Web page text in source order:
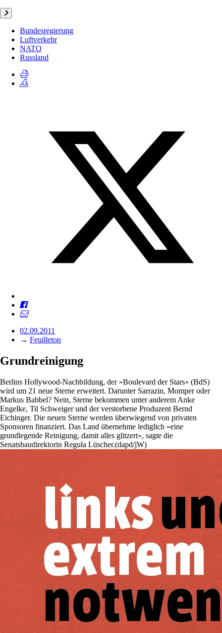
Bundesregierung
Luftverkehr
NATO
Russland
02.09.2011
→ Feuilleton
Grundreinigung
Berlins Hollywood-Nachbildung, der »Boulevard der Stars« (BdS)
wird um 21 neue Sterne erweitert. Darunter Sarrazin, Momper oder
Markus Babbel? Nein, Sterne bekommen unter anderem Anke
Engelke, Til Schweiger und der verstorbene Produzent Bernd
Eichinger. Die neuen Sterne werden überwiegend von privaten
Sponsoren finanziert. Das Land übernehme lediglich »eine
grundlegende Reinigung, damit alles glitzert«, sagte die
Senatsbaudirektorin Regula Lüscher.(dapd/jW)